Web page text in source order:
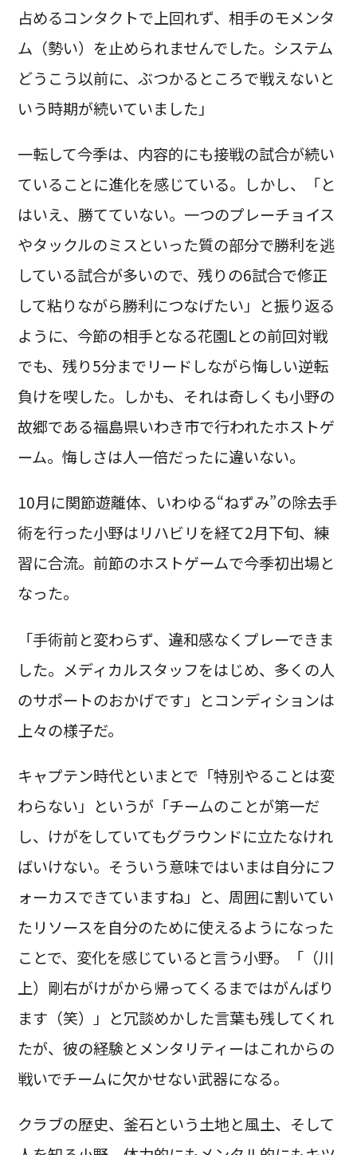
占めるコンタクトで上回れず、相手のモメンタ
ム（勢い）を止められませんでした。システム
どうこう以前に、ぶつかるところで戦えないと
いう時期が続いていました」
一転して今季は、内容的にも接戦の試合が続い
ていることに進化を感じている。しかし、「と
はいえ、勝てていない。一つのプレーチョイス
やタックルのミスといった質の部分で勝利を逃
している試合が多いので、残りの6試合で修正
して粘りながら勝利につなげたい」と振り返る
ように、今節の相手となる花園Lとの前回対戦
でも、残り5分までリードしながら悔しい逆転
負けを喫した。しかも、それは奇しくも小野の
故郷である福島県いわき市で行われたホストゲ
ーム。悔しさは人一倍だったに違いない。
10月に関節遊離体、いわゆる“ねずみ”の除去手
術を行った小野はリハビリを経て2月下旬、練
習に合流。前節のホストゲームで今季初出場と
なった。
「手術前と変わらず、違和感なくプレーできま
した。メディカルスタッフをはじめ、多くの人
のサポートのおかげです」とコンディションは
上々の様子だ。
キャプテン時代といまとで「特別やることは変
わらない」というが「チームのことが第一だ
し、けがをしていてもグラウンドに立たなけれ
ばいけない。そういう意味ではいまは自分にフ
ォーカスできていますね」と、周囲に割いてい
たリソースを自分のために使えるようになった
ことで、変化を感じていると言う小野。「（川
上）剛右がけがから帰ってくるまではがんばり
ます（笑）」と冗談めかした言葉も残してくれ
たが、彼の経験とメンタリティーはこれからの
戦いでチームに欠かせない武器になる。
クラブの歴史、釜石という土地と風土、そして